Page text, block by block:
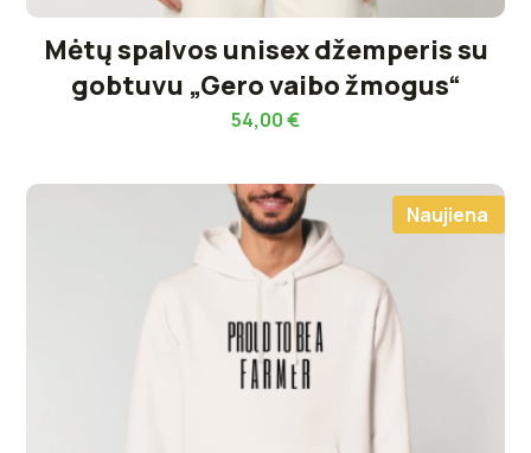
Mėtų spalvos unisex džemperis su
gobtuvu „Gero vaibo žmogus“
54,00€
Naujiena